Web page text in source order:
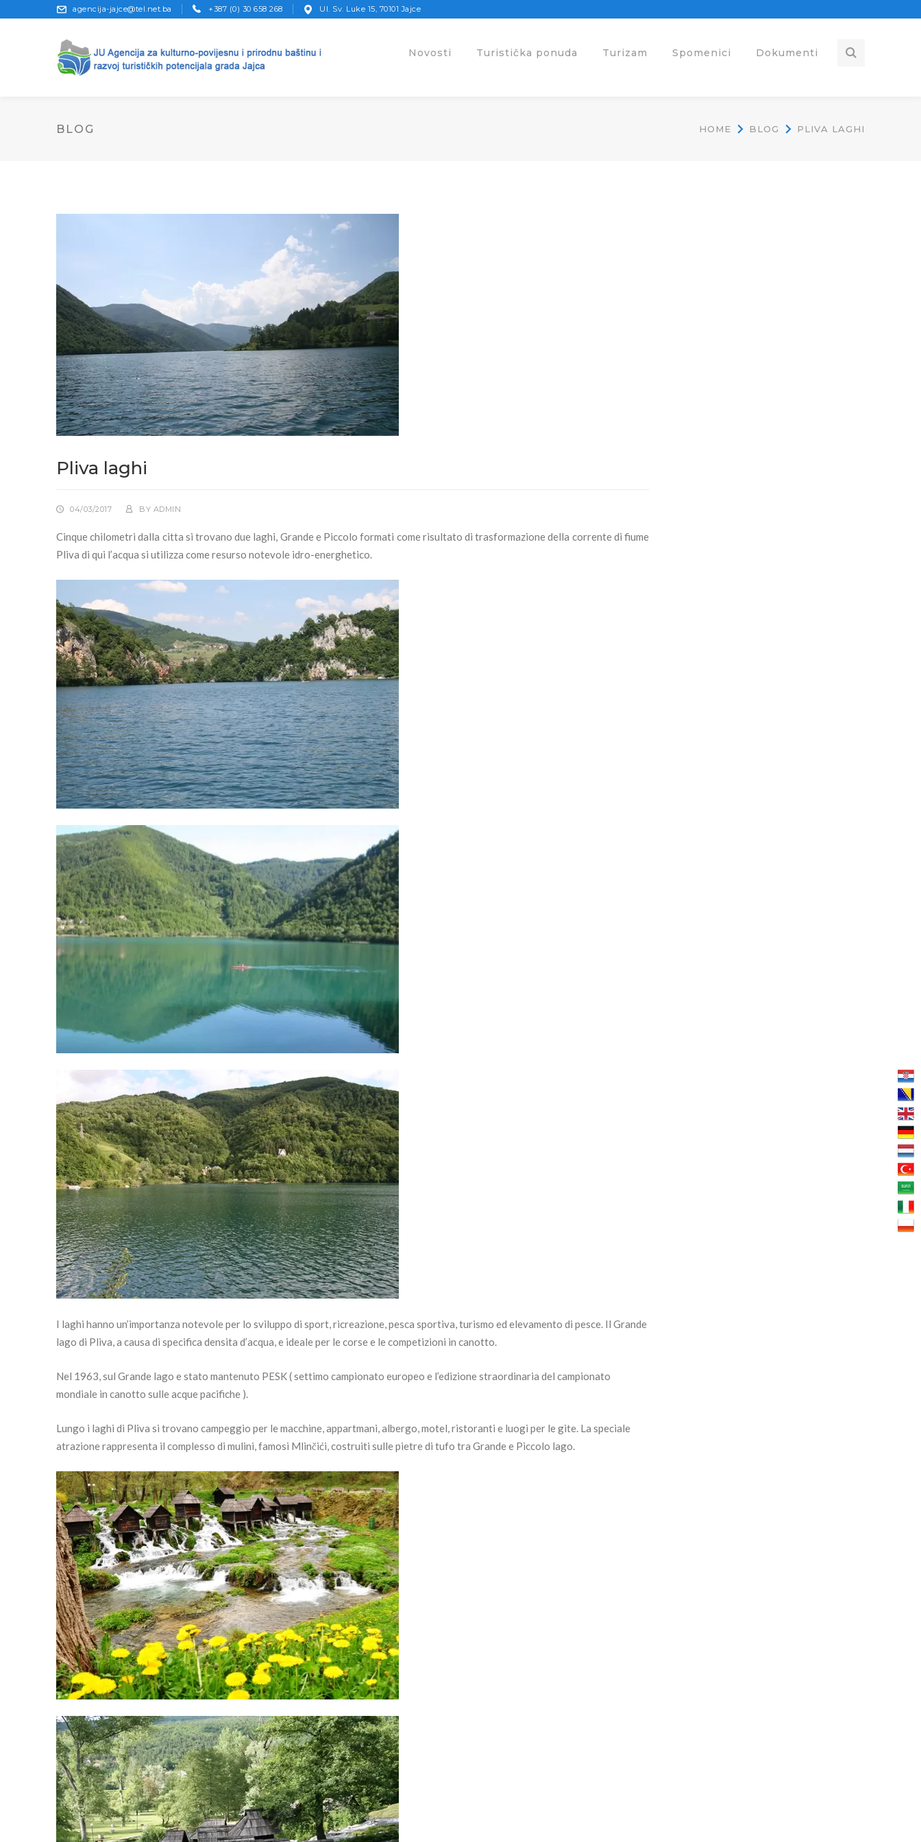
agencija-jajce@tel.net.ba +387 (0) 30 658 268 Ul. Sv. Luke 15, 70101 Jajce
Novosti Turistička ponuda Turizam Spomenici Dokumenti
BLOG HOME BLOG PLIVA LAGHI
Pliva laghi
04/03/2017 BY ADMIN
Cinque chilometri dalla citta si trovano due laghi, Grande e Piccolo formati come risultato di trasformazione della corrente di fiume
Pliva di qui l’acqua si utilizza come resurso notevole idro-energhetico.
I laghi hanno un’importanza notevole per lo sviluppo di sport, ricreazione, pesca sportiva, turismo ed elevamento di pesce. Il Grande
lago di Pliva, a causa di specifica densita d’acqua, e ideale per le corse e le competizioni in canotto.
Nel 1963, sul Grande lago e stato mantenuto PESK ( settimo campionato europeo e l’edizione straordinaria del campionato
mondiale in canotto sulle acque pacifiche ).
Lungo i laghi di Pliva si trovano campeggio per le macchine, appartmani, albergo, motel, ristoranti e luogi per le gite. La speciale
atrazione rappresenta il complesso di mulini, famosi Mlinčići, costruiti sulle pietre di tufo tra Grande e Piccolo lago.